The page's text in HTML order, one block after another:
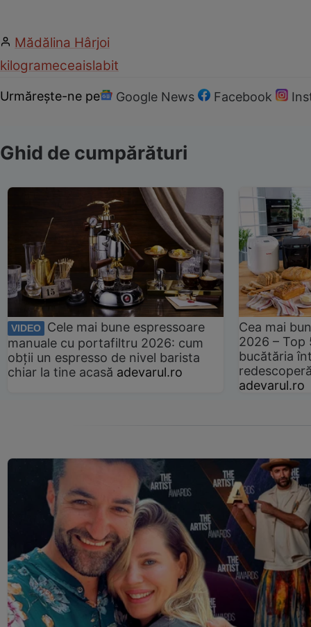
Mădălina Hârjoi
kilogrameceaislabit
Urmărește-ne pe Google News Facebook
Ghid de cumpărături
VIDEO
Cele mai bune espressoare
manuale cu portafiltru 2026: cum
obții un espresso de nivel barista
chiar la tine acasă adevarul.ro
Cea mai
2026 –
bucătăria
adevarul.ro